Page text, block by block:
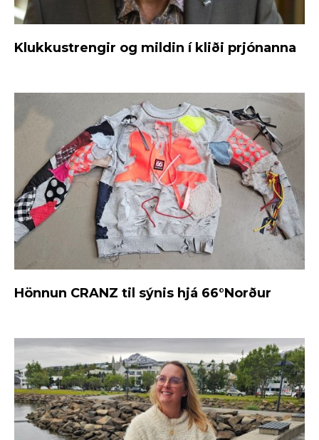
Klukkustrengir og mildin í kliði prjónanna
Hönnun CRANZ til sýnis hjá 66°Norður